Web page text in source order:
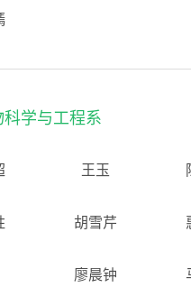
科学与工程系
王玉
胡雪芹
廖晨钟